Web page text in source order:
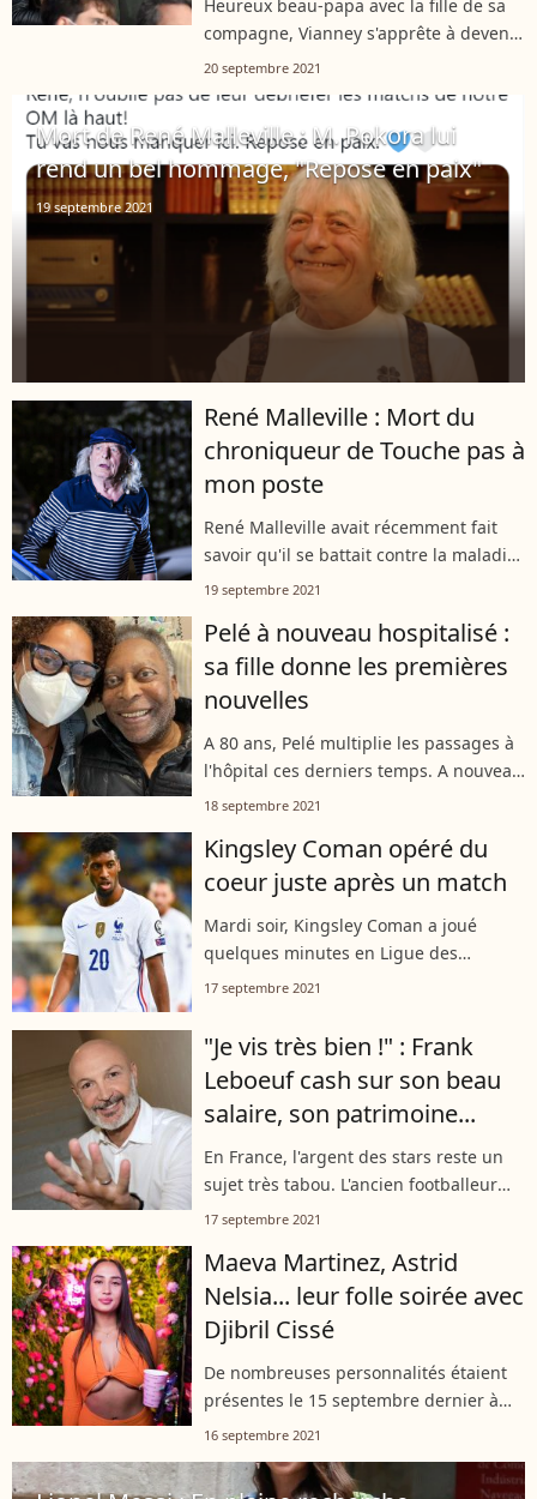
Heureux beau-papa avec la fille de sa
compagne, Vianney s'apprête à devenir
père pour la première fois. En
20 septembre 2021
Mort de René Malleville : M. Pokora lui
rend un bel hommage, "Repose en paix"
19 septembre 2021
René Malleville : Mort du
chroniqueur de Touche pas à
mon poste
René Malleville avait récemment fait
savoir qu'il se battait contre la maladie
et les dernières nouvelles n'étaient pas
à mon poste", en retrait...
19 septembre 2021
Pelé à nouveau hospitalisé :
sa fille donne les premières
nouvelles
A 80 ans, Pelé multiplie les passages à
l'hôpital ces derniers temps. A nouveau
admise en soins intensifs après son
côlon découverte lors d'examens...
18 septembre 2021
Kingsley Coman opéré du
coeur juste après un match
Mardi soir, Kingsley Coman a joué
quelques minutes en Ligue des
Champions. Jeudi, il était sur un lit
fait opérer du coeur.
17 septembre 2021
"Je vis très bien !" : Frank
Leboeuf cash sur son beau
salaire, son patrimoine...
En France, l'argent des stars reste un
sujet très tabou. L'ancien footballeur
devenu comédien fait ainsi figure
avec franchise ce qu'il a gagné...
17 septembre 2021
Maeva Martinez, Astrid
Nelsia... leur folle soirée avec
Djibril Cissé
De nombreuses personnalités étaient
présentes le 15 septembre dernier à
l'occasion de la soirée "Summer is not
belle soirée mode où de nombreux...
16 septembre 2021